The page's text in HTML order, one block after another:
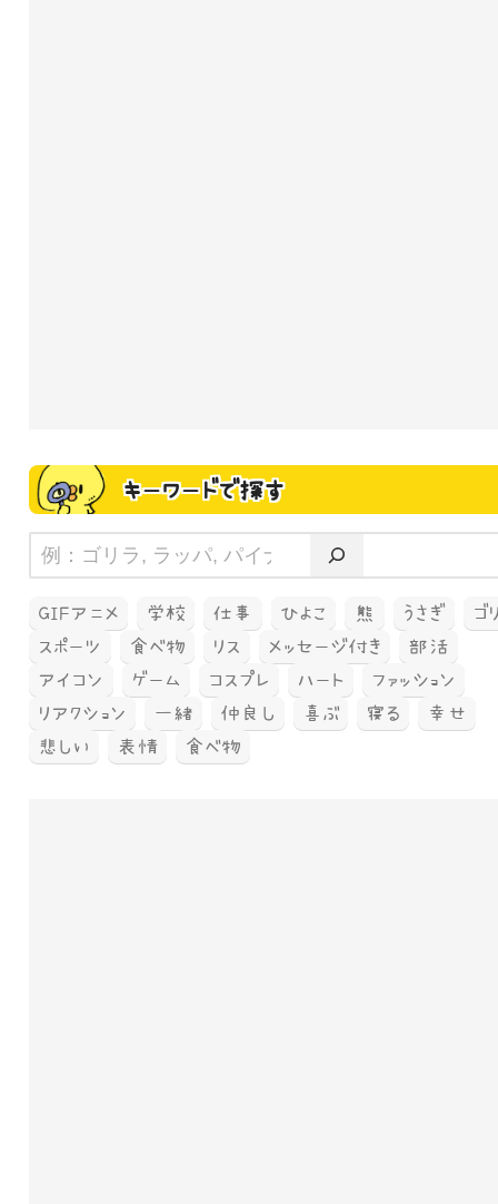
キーワードで探す
GIFアニメ 学校 仕事 ひよこ 熊 うさぎ
ゴ
スポーツ
食べ物 リス メッセージ付き
部活
アイコン
ゲーム コスプレ ハート
ファッション
リアクション
一緒 仲良し 喜ぶ 寝る
幸せ
悲しい
表情 食べ物